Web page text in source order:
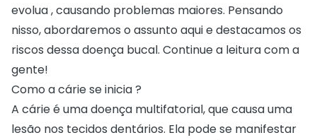
evolua , causando problemas maiores. Pensando
nisso, abordaremos o assunto aqui e destacamos os
riscos dessa doença bucal. Continue a leitura com a
gente!
Como a cárie se inicia ?
A cárie é uma doença multifatorial, que causa uma
lesão nos tecidos dentários. Ela pode se manifestar